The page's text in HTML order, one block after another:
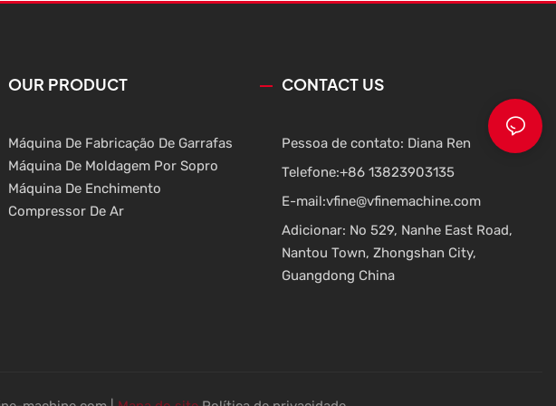
OUR PRODUCT
Máquina De Fabricação De Garrafas
Máquina De Moldagem Por Sopro
Máquina De Enchimento
Compressor De Ar
CONTACT US
Pessoa de contato: Diana Ren
Telefone:+86 13823903135
E-mail:vfine@vfinemachine.com
Adicionar: No 529, Nanhe East Road,
Nantou Town, Zhongshan City,
Guangdong China